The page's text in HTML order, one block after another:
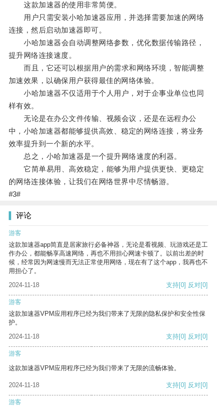
这款加速器的使用非常简便。
用户只需安装小哈加速器应用，并选择需要加速的网络
连接，然后启动加速器即可。
小哈加速器会自动调整网络参数，优化数据传输路径，
提升网络连接速度。
而且，它还可以根据用户的需求和网络环境，智能调整
加速效果，以确保用户获得最佳的网络体验。
小哈加速器不仅适用于个人用户，对于企事业单位也同
样有效。
无论是在办公文件传输、视频会议，还是在远程办公
中，小哈加速器都能够提供高效、稳定的网络连接，将业务
效率提升到一个新的水平。
总之，小哈加速器是一个提升网络速度的利器。
它简单易用、高效稳定，能够为用户提供更快、更稳定
的网络连接体验，让我们在网络世界中尽情畅游。
#3#
评论
游客
这款加速器app简直是居家旅行必备神器，无论是看视频、玩游戏还是工
作办公，都能畅享高速网络，再也不用担心网速卡顿了。以前出差的时
候，经常因为网速慢而无法正常使用网络，现在有了这个app，我再也不
用担心了。
2024-11-18
支持[0] 反对[0]
游客
这款加速器VPM应用程序已经为我们带来了无限的隐私保护和安全性保
护。
2024-11-18
支持[0] 反对[0]
游客
这款加速器VPM应用程序已经为我们带来了无限的流畅体验。
2024-11-18 支持[0] 反对[0]
游客